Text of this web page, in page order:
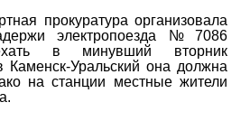
прокуратура организовала
электропоезда № 7086
в минувший вторник
Каменск-Уральский она должна
на станции местные жители